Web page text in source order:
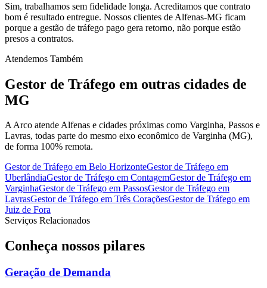
Sim, trabalhamos sem fidelidade longa. Acreditamos que contrato
bom é resultado entregue. Nossos clientes de Alfenas-MG ficam
porque a gestão de tráfego pago gera retorno, não porque estão
presos a contratos.
Atendemos Também
Gestor de Tráfego em outras cidades de
MG
A Arco atende Alfenas e cidades próximas como Varginha, Passos e
Lavras, todas parte do mesmo eixo econômico de Varginha (MG),
de forma 100% remota.
Gestor de Tráfego em Belo HorizonteGestor de Tráfego em
UberlândiaGestor de Tráfego em ContagemGestor de Tráfego em
VarginhaGestor de Tráfego em PassosGestor de Tráfego em
LavrasGestor de Tráfego em Três CoraçõesGestor de Tráfego em
Juiz de Fora
Serviços Relacionados
Conheça nossos pilares
Geração de Demanda